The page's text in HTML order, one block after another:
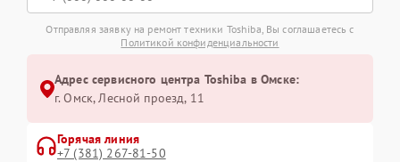
Отправляя заявку на ремонт техники Toshiba, Вы соглашаетесь с
Политикой конфиденциальности
Адрес сервисного центра Toshiba в Омске:
г. Омск, ​Лесной проезд, 11
Горячая линия
+7 (381) 267-81-50